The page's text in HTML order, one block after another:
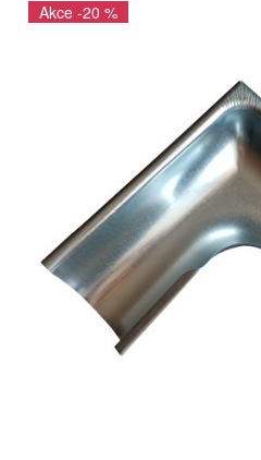
Akce -20 %